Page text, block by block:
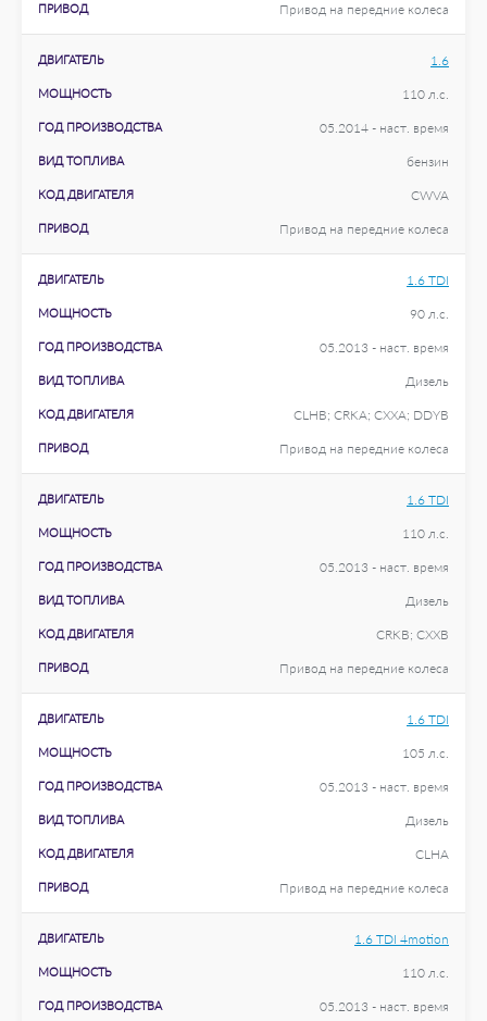
ПРИВОД Привод на передние колеса
ДВИГАТЕЛЬ 1.6
МОЩНОСТЬ 110 л.с.
ГОД ПРОИЗВОДСТВА 05.2014 - наст. время
ВИД ТОПЛИВА бензин
КОД ДВИГАТЕЛЯ CWVA
ПРИВОД Привод на передние колеса
ДВИГАТЕЛЬ 1.6 TDI
МОЩНОСТЬ 90 л.с.
ГОД ПРОИЗВОДСТВА 05.2013 - наст. время
ВИД ТОПЛИВА Дизель
КОД ДВИГАТЕЛЯ CLHB; CRKA; CXXA; DDYB
ПРИВОД Привод на передние колеса
ДВИГАТЕЛЬ 1.6 TDI
МОЩНОСТЬ 110 л.с.
ГОД ПРОИЗВОДСТВА 05.2013 - наст. время
ВИД ТОПЛИВА Дизель
КОД ДВИГАТЕЛЯ CRKB; CXXB
ПРИВОД Привод на передние колеса
ДВИГАТЕЛЬ 1.6 TDI
МОЩНОСТЬ 105 л.с.
ГОД ПРОИЗВОДСТВА 05.2013 - наст. время
ВИД ТОПЛИВА Дизель
КОД ДВИГАТЕЛЯ CLHA
ПРИВОД Привод на передние колеса
ДВИГАТЕЛЬ 1.6 TDI 4motion
МОЩНОСТЬ 110 л.с.
ГОД ПРОИЗВОДСТВА 05.2013 - наст. время